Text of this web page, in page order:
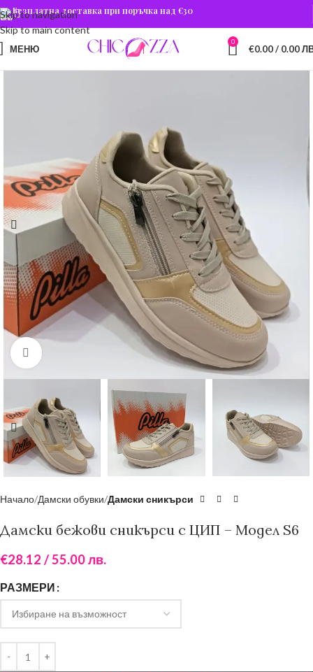
Skip to navigation
Skip to main content
МЕНЮ
0
€0.00/ 0.00
Увеличи
Начало Дамски обувки Дамски сникърси
Дамски бежови сникърси с ЦИП – Модел S6
€28.12 / 55.00 лв.
РАЗМЕРИ
Безплатна доставка при поръчка над €30